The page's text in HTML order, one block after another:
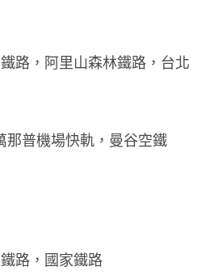
路，阿里山森林鐵路，台北
那普機場快軌，曼谷空鐵
路，國家鐵路